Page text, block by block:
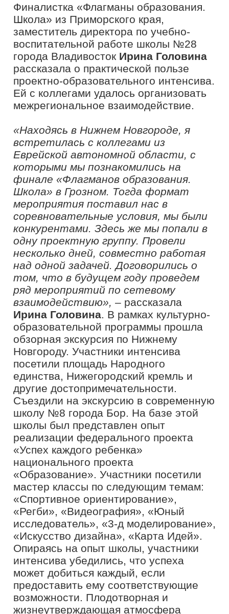
школы был представлен опыт
реализации федерального проекта
«Успех каждого ребенка»
национального проекта
«Образование». Участники посетили
мастер классы по следующим темам:
«Спортивное ориентирование»,
«Регби», «Видеография», «Юный
исследователь», «3-д моделирование»,
«Искусство дизайна», «Карта Идей».
Опираясь на опыт школы, участники
интенсива убедились, что успеха
предоставить ему соответствующие
возможности. Плодотворная и
жизнеутверждающая атмосфера
встречи создала продуктивное
пространство для диалога.
Конкурс «Флагманы образования» –
представляет собой уникальную
линейку проектов в сфере
образования. Главная цель – создание
системы непрерывного повышения
квалификации, широкое вовлечение в
нее талантливых людей, а также
выстраивание новых социальных
лифтов для каждого представителя
образовательной сферы нашей страны
вне зависимости от региона. Проект
помогает перспективным специалистам
образовательного направления в
реализации научного,
профессионального, творческого и
личностного потенциала.
Конкурс «Флагманы образования»
реализуется в рамках федерального
проекта «Социальные лифты для
каждого» национального проекта
«Образование».